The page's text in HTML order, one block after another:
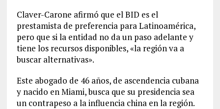
Claver-Carone afirmó que el BID es el
prestamista de preferencia para Latinoamérica,
pero que si la entidad no da un paso adelante y
tiene los recursos disponibles, «la región va a
buscar alternativas».
Este abogado de 46 años, de ascendencia cubana
y nacido en Miami, busca que su presidencia sea
un contrapeso a la influencia china en la región.